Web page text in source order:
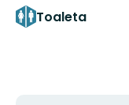
Toaleta